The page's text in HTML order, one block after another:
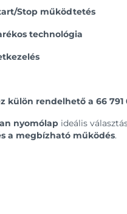
Stop működtetés
technológia
külön rendelhető a 66
nyomólap ideális
a megbízható működés.